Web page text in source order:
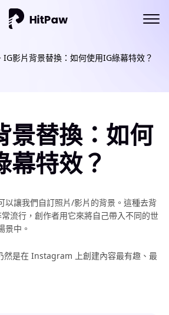
IG影片背景替換：如何使用IG綠幕特效？
景替換：如何
幕特效？
讓我們自訂照片/影片的背景。這種去背
流行，創作者用它來將自己帶入不同的世
景中。
然是在 Instagram 上創建內容最有趣、最